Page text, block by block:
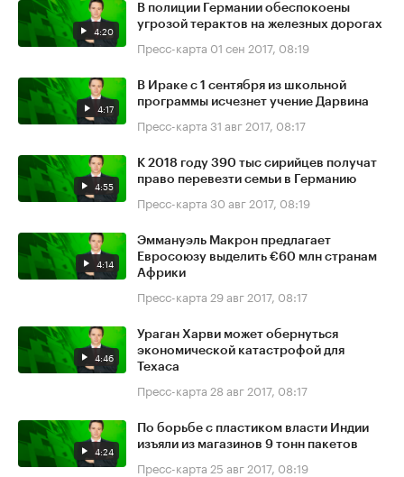
4:20
В полиции Германии обеспокоены
угрозой терактов на железных дорогах
Пресс-карта 01 сен 2017, 08:19
4:17
В Ираке с 1 сентября из школьной
программы исчезнет учение Дарвина
Пресс-карта 31 авг 2017, 08:17
4:55
К 2018 году 390 тыс сирийцев получат
право перевезти семьи в Германию
Пресс-карта 30 авг 2017, 08:19
4:14
Эммануэль Макрон предлагает
Евросоюзу выделить €60 млн странам
Африки
Пресс-карта 29 авг 2017, 08:17
4:46
Ураган Харви может обернуться
экономической катастрофой для
Техаса
Пресс-карта 28 авг 2017, 08:17
4:24
По борьбе с пластиком власти Индии
изъяли из магазинов 9 тонн пакетов
Пресс-карта 25 авг 2017, 08:19